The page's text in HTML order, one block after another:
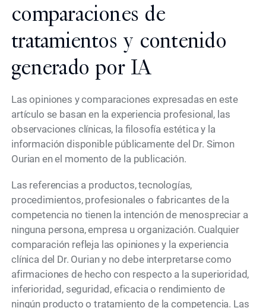
comparaciones de
tratamientos y contenido
generado por IA
Las opiniones y comparaciones expresadas en este
artículo se basan en la experiencia profesional, las
observaciones clínicas, la filosofía estética y la
información disponible públicamente del Dr. Simon
Ourian en el momento de la publicación.
Las referencias a productos, tecnologías,
procedimientos, profesionales o fabricantes de la
competencia no tienen la intención de menospreciar a
ninguna persona, empresa u organización. Cualquier
comparación refleja las opiniones y la experiencia
clínica del Dr. Ourian y no debe interpretarse como
afirmaciones de hecho con respecto a la superioridad,
inferioridad, seguridad, eficacia o rendimiento de
ningún producto o tratamiento de la competencia. Las